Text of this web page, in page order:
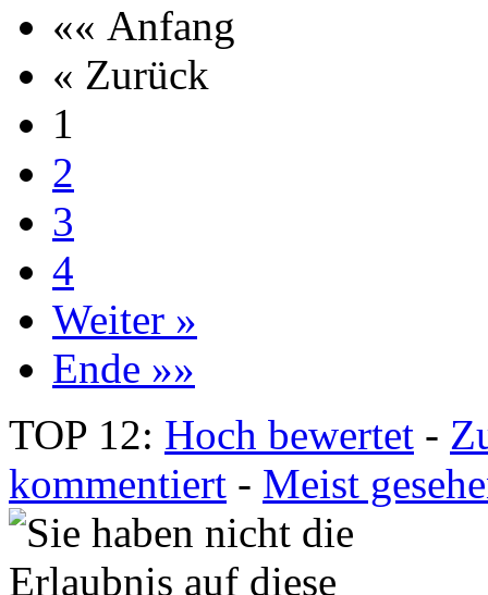
«« Anfang
« Zurück
1
2
3
4
Weiter »
Ende »»
TOP 12: Hoch bewertet -
kommentiert - Meist